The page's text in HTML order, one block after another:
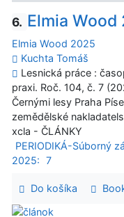
6. Elmia Wood
Elmia Wood 2025
Kuchta Tomáš
Lesnická práce :
praxi. Roč. 104, č. 7
Černými lesy Praha
zemědělské
xcla - ČLÁNKY
PERIODIKÁ-Súborný
2025: 7
Do košíka